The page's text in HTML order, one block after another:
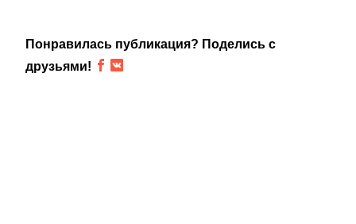
Понравилась публикация? Поделись с
друзьями!